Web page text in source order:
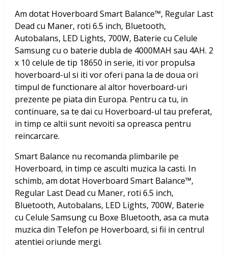
Am dotat Hoverboard Smart Balance™, Regular Last
Dead cu Maner, roti 6.5 inch, Bluetooth,
Autobalans, LED Lights, 700W, Baterie cu Celule
Samsungcu o baterie dubla de 4000MAH sau 4AH. 2
x 10 celule de tip 18650 in serie, iti vor propulsa
hoverboard-ul si iti vor oferi pana la de doua ori
timpul de functionare al altor hoverboard-uri
prezente pe piata din Europa. Pentru ca tu, in
continuare, sa te dai cu Hoverboard-ul tau preferat,
in timp ce altii sunt nevoiti sa opreasca pentru
reincarcare.
Smart Balance nu recomanda plimbarile pe
Hoverboard, in timp ce asculti muzica la casti. In
schimb, am dotat Hoverboard Smart Balance™,
Regular Last Dead cu Maner, roti 6.5 inch,
Bluetooth, Autobalans, LED Lights, 700W, Baterie
cu Celule Samsungcu Boxe Bluetooth, asa ca muta
muzica din Telefon pe Hoverboard, si fii in centrul
atentiei oriunde mergi.